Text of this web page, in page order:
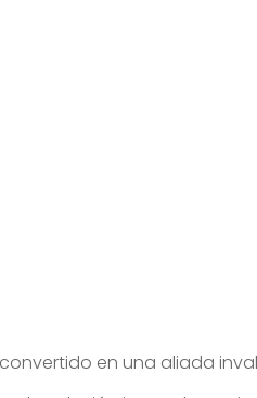
en una aliada